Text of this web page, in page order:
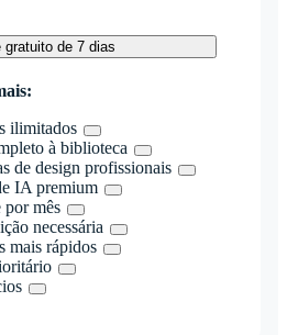
gratuito de 7 dias
ilimitados
à biblioteca
de design profissionais
IA premium
por mês
necessária
mais rápidos